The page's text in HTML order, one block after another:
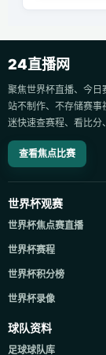
24直播网
聚焦世界杯直播、今日
站不制作、不存储赛事
迷快速查赛程、看比分
查看焦点比赛
世界杯观赛
世界杯焦点赛直播
世界杯赛程
世界杯积分榜
世界杯录像
球队资料
足球球队库